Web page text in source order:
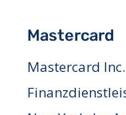
Mastercard
Mastercard